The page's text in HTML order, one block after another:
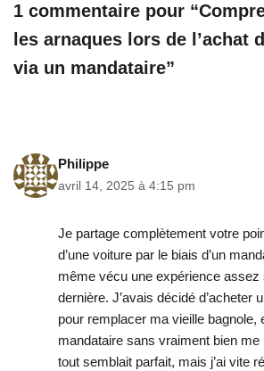
1 commentaire pour
les arnaques lors de l’achat
via un mandataire”
Philippe
avril 14, 2025 à 4:15 pm
Je partage complètement votre
d’une voiture par le biais d’un
même vécu une expérience assez
dernière. J’avais décidé d’acheter
pour remplacer ma vieille bagnole,
mandataire sans vraiment bien me
tout semblait parfait, mais j’ai vite